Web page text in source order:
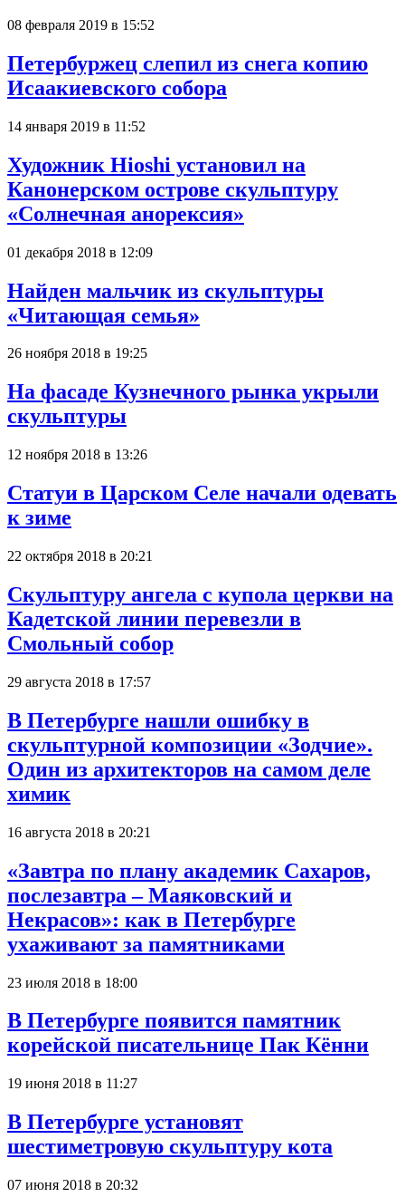
08 февраля 2019 в 15:52
Петербуржец слепил из снега копию
Исаакиевского собора
14 января 2019 в 11:52
Художник Hioshi установил на
Канонерском острове скульптуру
«Солнечная анорексия»
01 декабря 2018 в 12:09
Найден мальчик из скульптуры
«Читающая семья»
26 ноября 2018 в 19:25
На фасаде Кузнечного рынка укрыли
скульптуры
12 ноября 2018 в 13:26
Статуи в Царском Селе начали одевать
к зиме
22 октября 2018 в 20:21
Скульптуру ангела с купола церкви на
Кадетской линии перевезли в
Смольный собор
29 августа 2018 в 17:57
В Петербурге нашли ошибку в
скульптурной композиции «Зодчие».
Один из архитекторов на самом деле
химик
16 августа 2018 в 20:21
«Завтра по плану академик Сахаров,
послезавтра – Маяковский и
Некрасов»: как в Петербурге
ухаживают за памятниками
23 июля 2018 в 18:00
В Петербурге появится памятник
корейской писательнице Пак Кённи
19 июня 2018 в 11:27
В Петербурге установят
шестиметровую скульптуру кота
07 июня 2018 в 20:32